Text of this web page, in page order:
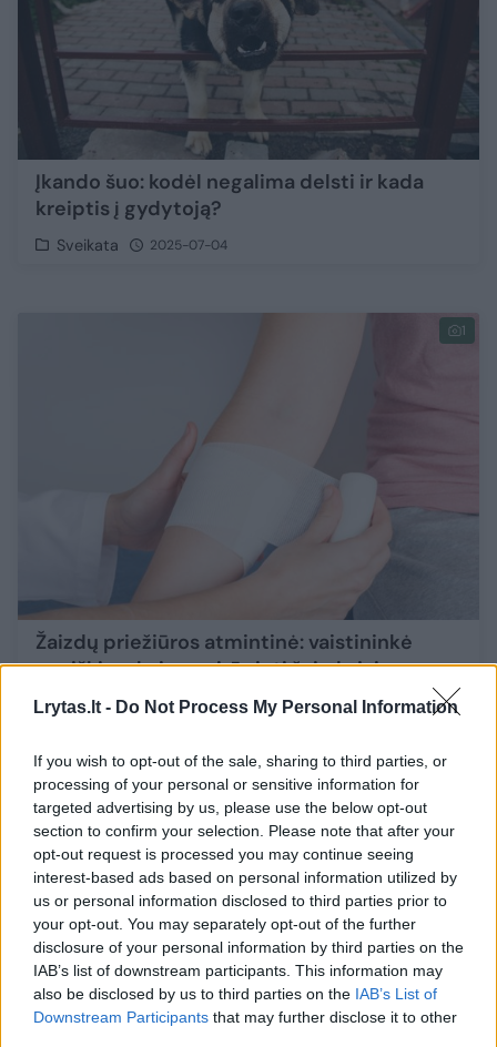
Lrytas.lt - Do Not Process My Personal Information
If you wish to opt-out of the sale, sharing to third parties, or
processing of your personal or sensitive information for
targeted advertising by us, please use the below opt-out
section to confirm your selection. Please note that after your
opt-out request is processed you may continue seeing
interest-based ads based on personal information utilized by
us or personal information disclosed to third parties prior to
your opt-out. You may separately opt-out of the further
disclosure of your personal information by third parties on the
IAB’s list of downstream participants. This information may
also be disclosed by us to third parties on the IAB’s List of
Downstream Participants that may further disclose it to other
Įkando šuo: kodėl negalima delsti ir kada
kreiptis į gydytoją?
Sveikata 2025-07-04
1
Žaizdų priežiūros atmintinė: vaistininkė
paaiškino, kaip pasirūpinti žaizda jai
supūliavus